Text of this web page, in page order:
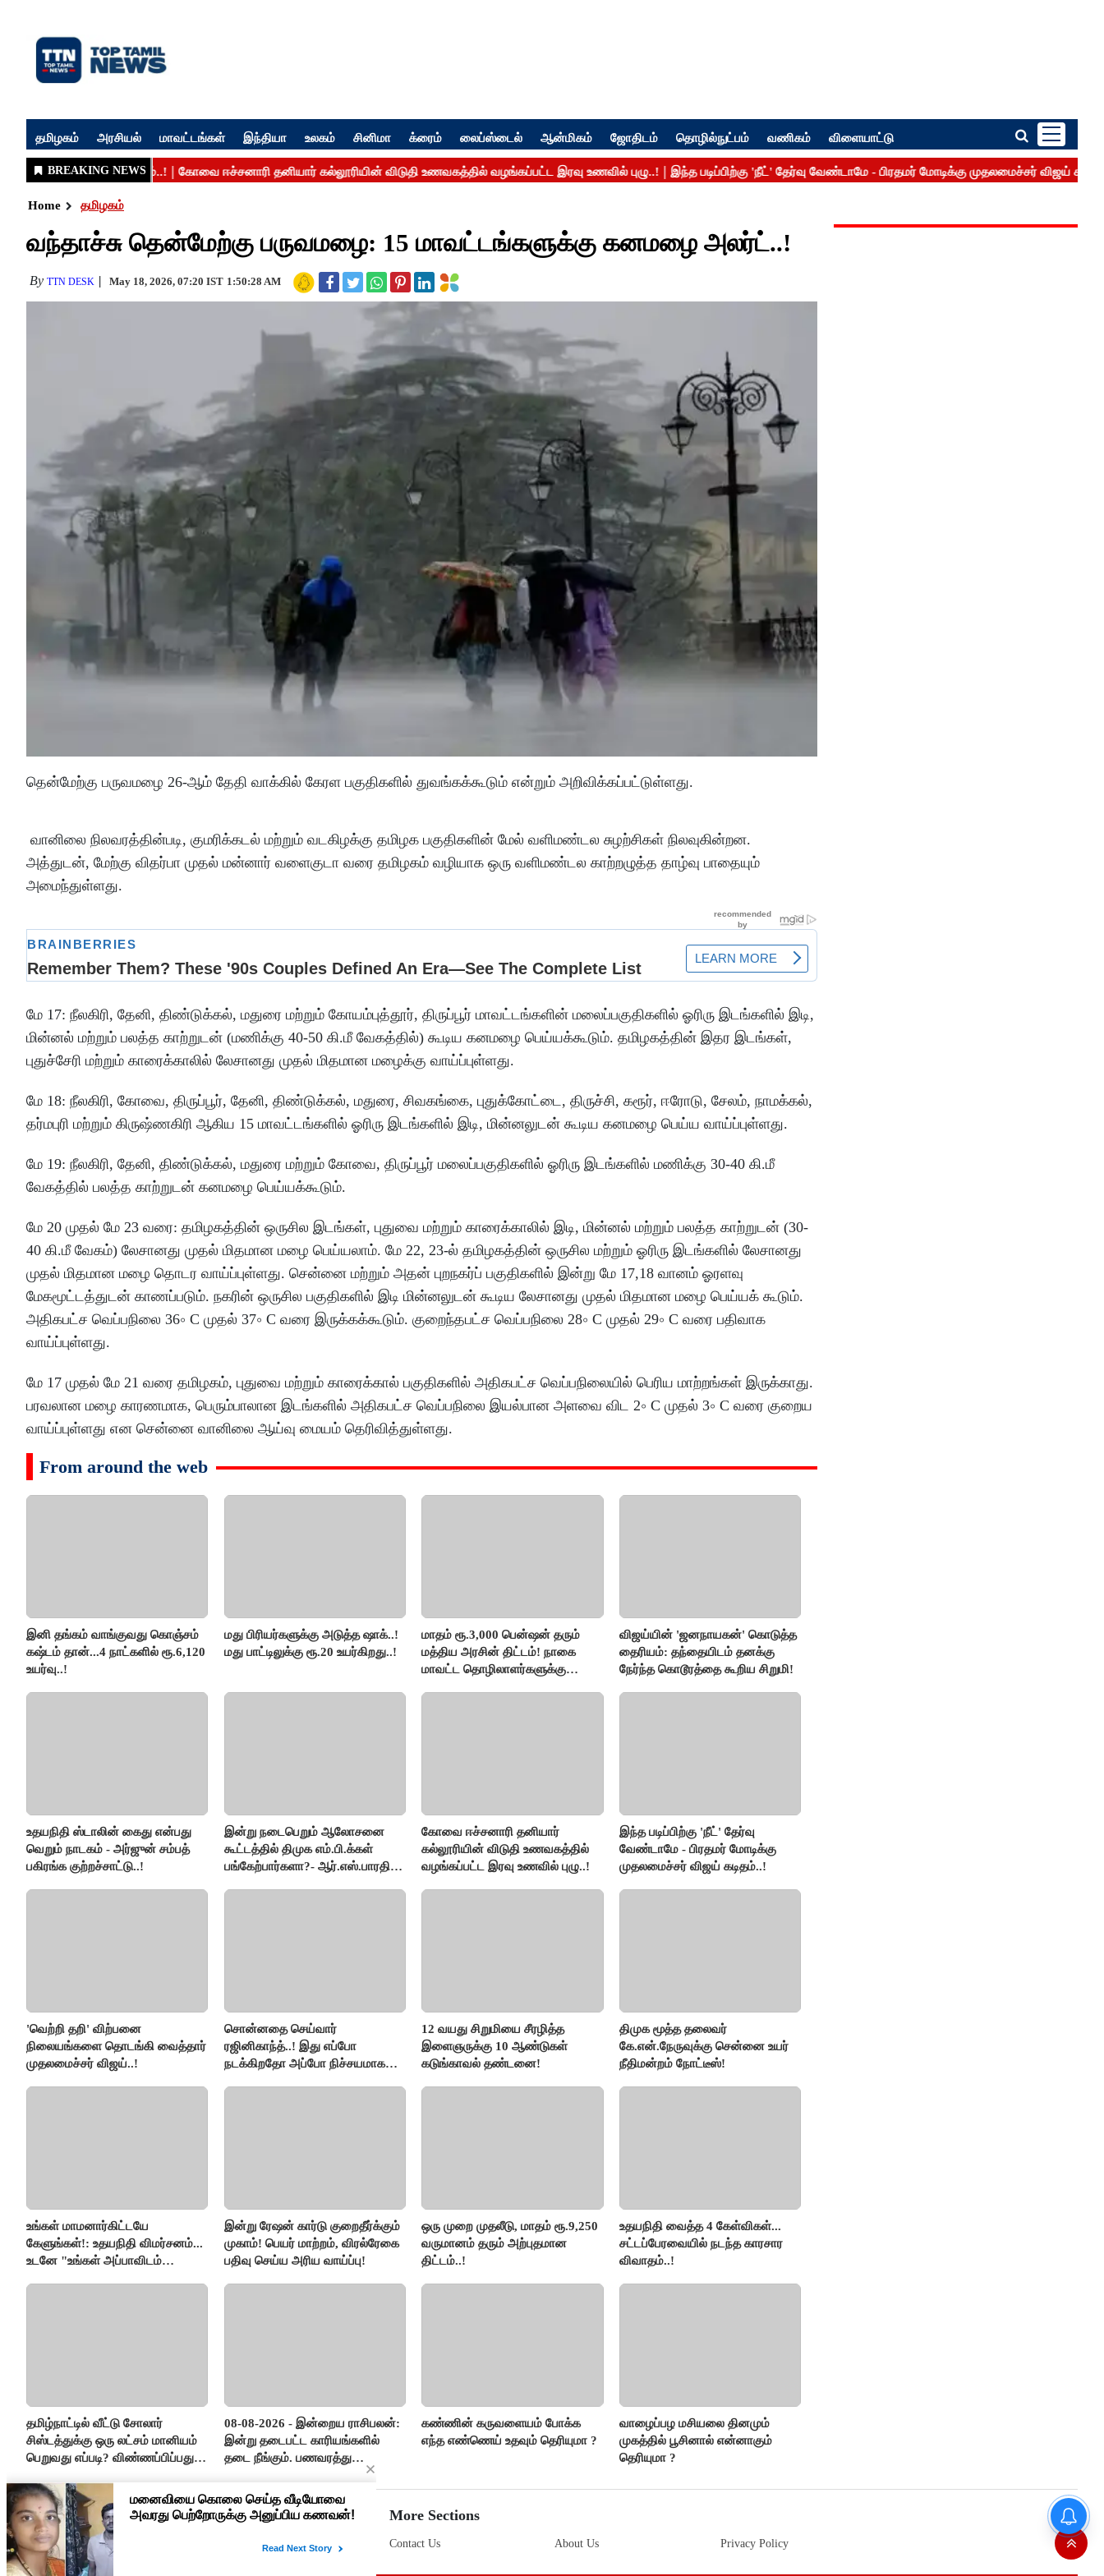
தமிழகம் அரசியல் மாவட்டங்கள் இந்தியா உலகம் சினிமா க்ரைம் லைப்ஸ்டைல் ஆன்மிகம் ஜோதிடம் தொழில்நுட்பம் வணிகம் விளையாட்டு
Home தமிழகம்
வந்தாச்சு தென்மேற்கு பருவமழை: 15 மாவட்டங்களுக்கு கனமழை அலர்ட்..!
By TTN DESK May 18, 2026, 07:20 IST 1:50:28 AM
தென்மேற்கு பருவமழை 26-ஆம் தேதி வாக்கில் கேரள பகுதிகளில் துவங்கக்கூடும் என்றும் அறிவிக்கப்பட்டுள்ளது.
வானிலை நிலவரத்தின்படி, குமரிக்கடல் மற்றும் வடகிழக்கு தமிழக பகுதிகளின் மேல் வளிமண்டல சுழற்சிகள் நிலவுகின்றன.
அத்துடன், மேற்கு விதர்பா முதல் மன்னார் வளைகுடா வரை தமிழகம் வழியாக ஒரு வளிமண்டல காற்றழுத்த தாழ்வு பாதையும்
அமைந்துள்ளது.
மே 17: நீலகிரி, தேனி, திண்டுக்கல், மதுரை மற்றும் கோயம்புத்தூர், திருப்பூர் மாவட்டங்களின் மலைப்பகுதிகளில் ஓரிரு இடங்களில் இடி,
மின்னல் மற்றும் பலத்த காற்றுடன் (மணிக்கு 40-50 கி.மீ வேகத்தில்) கூடிய கனமழை பெய்யக்கூடும். தமிழகத்தின் இதர இடங்கள்,
புதுச்சேரி மற்றும் காரைக்காலில் லேசானது முதல் மிதமான மழைக்கு வாய்ப்புள்ளது.
மே 18: நீலகிரி, கோவை, திருப்பூர், தேனி, திண்டுக்கல், மதுரை, சிவகங்கை, புதுக்கோட்டை, திருச்சி, கரூர், ஈரோடு, சேலம், நாமக்கல்,
தர்மபுரி மற்றும் கிருஷ்ணகிரி ஆகிய 15 மாவட்டங்களில் ஓரிரு இடங்களில் இடி, மின்னலுடன் கூடிய கனமழை பெய்ய வாய்ப்புள்ளது.
மே 19: நீலகிரி, தேனி, திண்டுக்கல், மதுரை மற்றும் கோவை, திருப்பூர் மலைப்பகுதிகளில் ஓரிரு இடங்களில் மணிக்கு 30-40 கி.மீ
வேகத்தில் பலத்த காற்றுடன் கனமழை பெய்யக்கூடும்.
மே 20 முதல் மே 23 வரை: தமிழகத்தின் ஒருசில இடங்கள், புதுவை மற்றும் காரைக்காலில் இடி, மின்னல் மற்றும் பலத்த காற்றுடன் (30-
40 கி.மீ வேகம்) லேசானது முதல் மிதமான மழை பெய்யலாம். மே 22, 23-ல் தமிழகத்தின் ஒருசில மற்றும் ஓரிரு இடங்களில் லேசானது
முதல் மிதமான மழை தொடர வாய்ப்புள்ளது. சென்னை மற்றும் அதன் புறநகர்ப் பகுதிகளில் இன்று மே 17,18 வானம் ஓரளவு
மேகமூட்டத்துடன் காணப்படும். நகரின் ஒருசில பகுதிகளில் இடி மின்னலுடன் கூடிய லேசானது முதல் மிதமான மழை பெய்யக் கூடும்.
அதிகபட்ச வெப்பநிலை 36∘ C முதல் 37∘ C வரை இருக்கக்கூடும். குறைந்தபட்ச வெப்பநிலை 28∘ C முதல் 29∘ C வரை பதிவாக
வாய்ப்புள்ளது.
மே 17 முதல் மே 21 வரை தமிழகம், புதுவை மற்றும் காரைக்கால் பகுதிகளில் அதிகபட்ச வெப்பநிலையில் பெரிய மாற்றங்கள் இருக்காது.
பரவலான மழை காரணமாக, பெரும்பாலான இடங்களில் அதிகபட்ச வெப்பநிலை இயல்பான அளவை விட 2∘ C முதல் 3∘ C வரை குறைய
வாய்ப்புள்ளது என சென்னை வானிலை ஆய்வு மையம் தெரிவித்துள்ளது.
From around the web
இனி தங்கம் வாங்குவது கொஞ்சம்
கஷ்டம் தான்...4 நாட்களில் ரூ.6,120
உயர்வு..!
மது பிரியர்களுக்கு அடுத்த ஷாக்..!
மது பாட்டிலுக்கு ரூ.20 உயர்கிறது..!
மாதம் ரூ.3,000 பென்ஷன் தரும்
மத்திய அரசின் திட்டம்! நாகை
மாவட்ட தொழிலாளர்களுக்கு
விஜய்யின் 'ஜனநாயகன்' கொடுத்த
தைரியம்: தந்தையிடம் தனக்கு
நேர்ந்த கொடூரத்தை கூறிய சிறுமி!
உதயநிதி ஸ்டாலின் கைது என்பது
வெறும் நாடகம் - அர்ஜுன் சம்பத்
பகிரங்க குற்றச்சாட்டு..!
இன்று நடைபெறும் ஆலோசனை
கூட்டத்தில் திமுக எம்.பி.க்கள்
பங்கேற்பார்களா?- ஆர்.எஸ்.பாரதி
கோவை ஈச்சனாரி தனியார்
கல்லூரியின் விடுதி உணவகத்தில்
வழங்கப்பட்ட இரவு உணவில் புழு..!
இந்த படிப்பிற்கு 'நீட்' தேர்வு
வேண்டாமே - பிரதமர் மோடிக்கு
முதலமைச்சர் விஜய் கடிதம்..!
'வெற்றி தறி' விற்பனை
நிலையங்களை தொடங்கி வைத்தார்
முதலமைச்சர் விஜய்..!
சொன்னதை செய்வார்
ரஜினிகாந்த்..! இது எப்போ
நடக்கிறதோ அப்போ நிச்சயமாக
12 வயது சிறுமியை சீரழித்த
இளைஞருக்கு 10 ஆண்டுகள்
கடுங்காவல் தண்டனை!
திமுக மூத்த தலைவர்
கே.என்.நேருவுக்கு சென்னை உயர்
நீதிமன்றம் நோட்டீஸ்!
உங்கள் மாமனார்கிட்டயே
கேளுங்கள்!: உதயநிதி விமர்சனம்...
உடனே "உங்கள் அப்பாவிடம்
இன்று ரேஷன் கார்டு குறைதீர்க்கும்
முகாம்! பெயர் மாற்றம், விரல்ரேகை
பதிவு செய்ய அரிய வாய்ப்பு!
ஒரு முறை முதலீடு, மாதம் ரூ.9,250
வருமானம் தரும் அற்புதமான
திட்டம்..!
உதயநிதி வைத்த 4 கேள்விகள்...
சட்டப்பேரவையில் நடந்த காரசார
விவாதம்..!
தமிழ்நாட்டில் வீட்டு சோலார்
சிஸ்டத்துக்கு ஒரு லட்சம் மானியம்
பெறுவது எப்படி? விண்ணப்பிப்பது
08-08-2026 - இன்றைய ராசிபலன்:
இன்று தடைபட்ட காரியங்களில்
தடை நீங்கும். பணவரத்து
எதிர்பார்த்தபடி இருக்கும். ஆன்மீக
எண்ணம் அதிகரிக்கும்..!
கண்ணின் கருவளையம் போக்க
எந்த எண்ணெய் உதவும் தெரியுமா ?
வாழைப்பழ மசியலை தினமும்
முகத்தில் பூசினால் என்னாகும்
தெரியுமா ?
More Sections
Contact Us About Us Privacy Policy